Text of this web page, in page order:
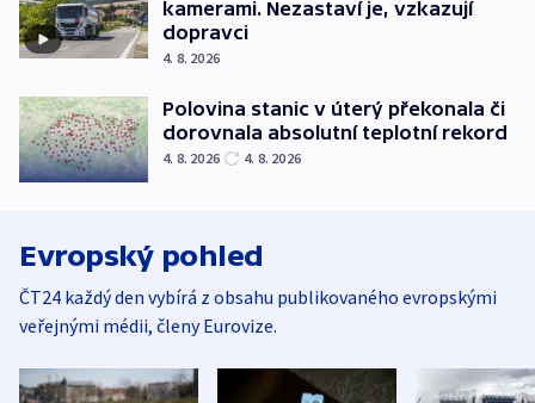
kamerami. Nezastaví je, vzkazují
dopravci
4. 8. 2026
Polovina stanic v úterý překonala či
dorovnala absolutní teplotní rekord
4. 8. 2026 4. 8. 2026
Evropský pohled
ČT24 každý den vybírá z obsahu publikovaného evropskými
veřejnými médii, členy Eurovize.